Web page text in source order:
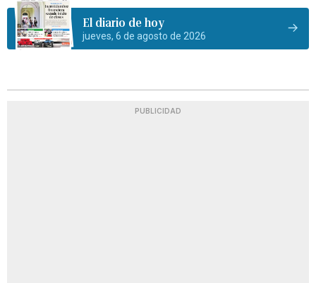
El diario de hoy
jueves, 6 de agosto de 2026
PUBLICIDAD